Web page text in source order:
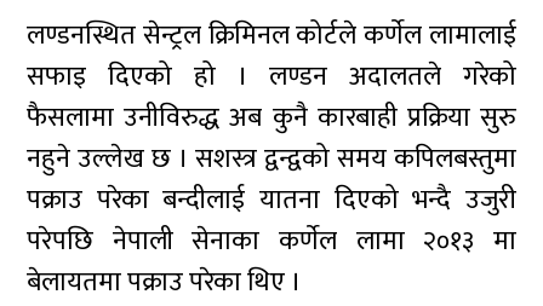
लण्डनस्थित सेन्ट्रल क्रिमिनल कोर्टले कर्णेल लामालाई
सफाइ दिएको हो । लण्डन अदालतले गरेको
फैसलामा उनीविरुद्ध अब कुनै कारबाही प्रक्रिया सुरु
नहुने उल्लेख छ । सशस्त्र द्वन्द्वको समय कपिलबस्तुमा
पक्राउ परेका बन्दीलाई यातना दिएको भन्दै उजुरी
परेपछि नेपाली सेनाका कर्णेल लामा २०१३ मा
बेलायतमा पक्राउ परेका थिए ।